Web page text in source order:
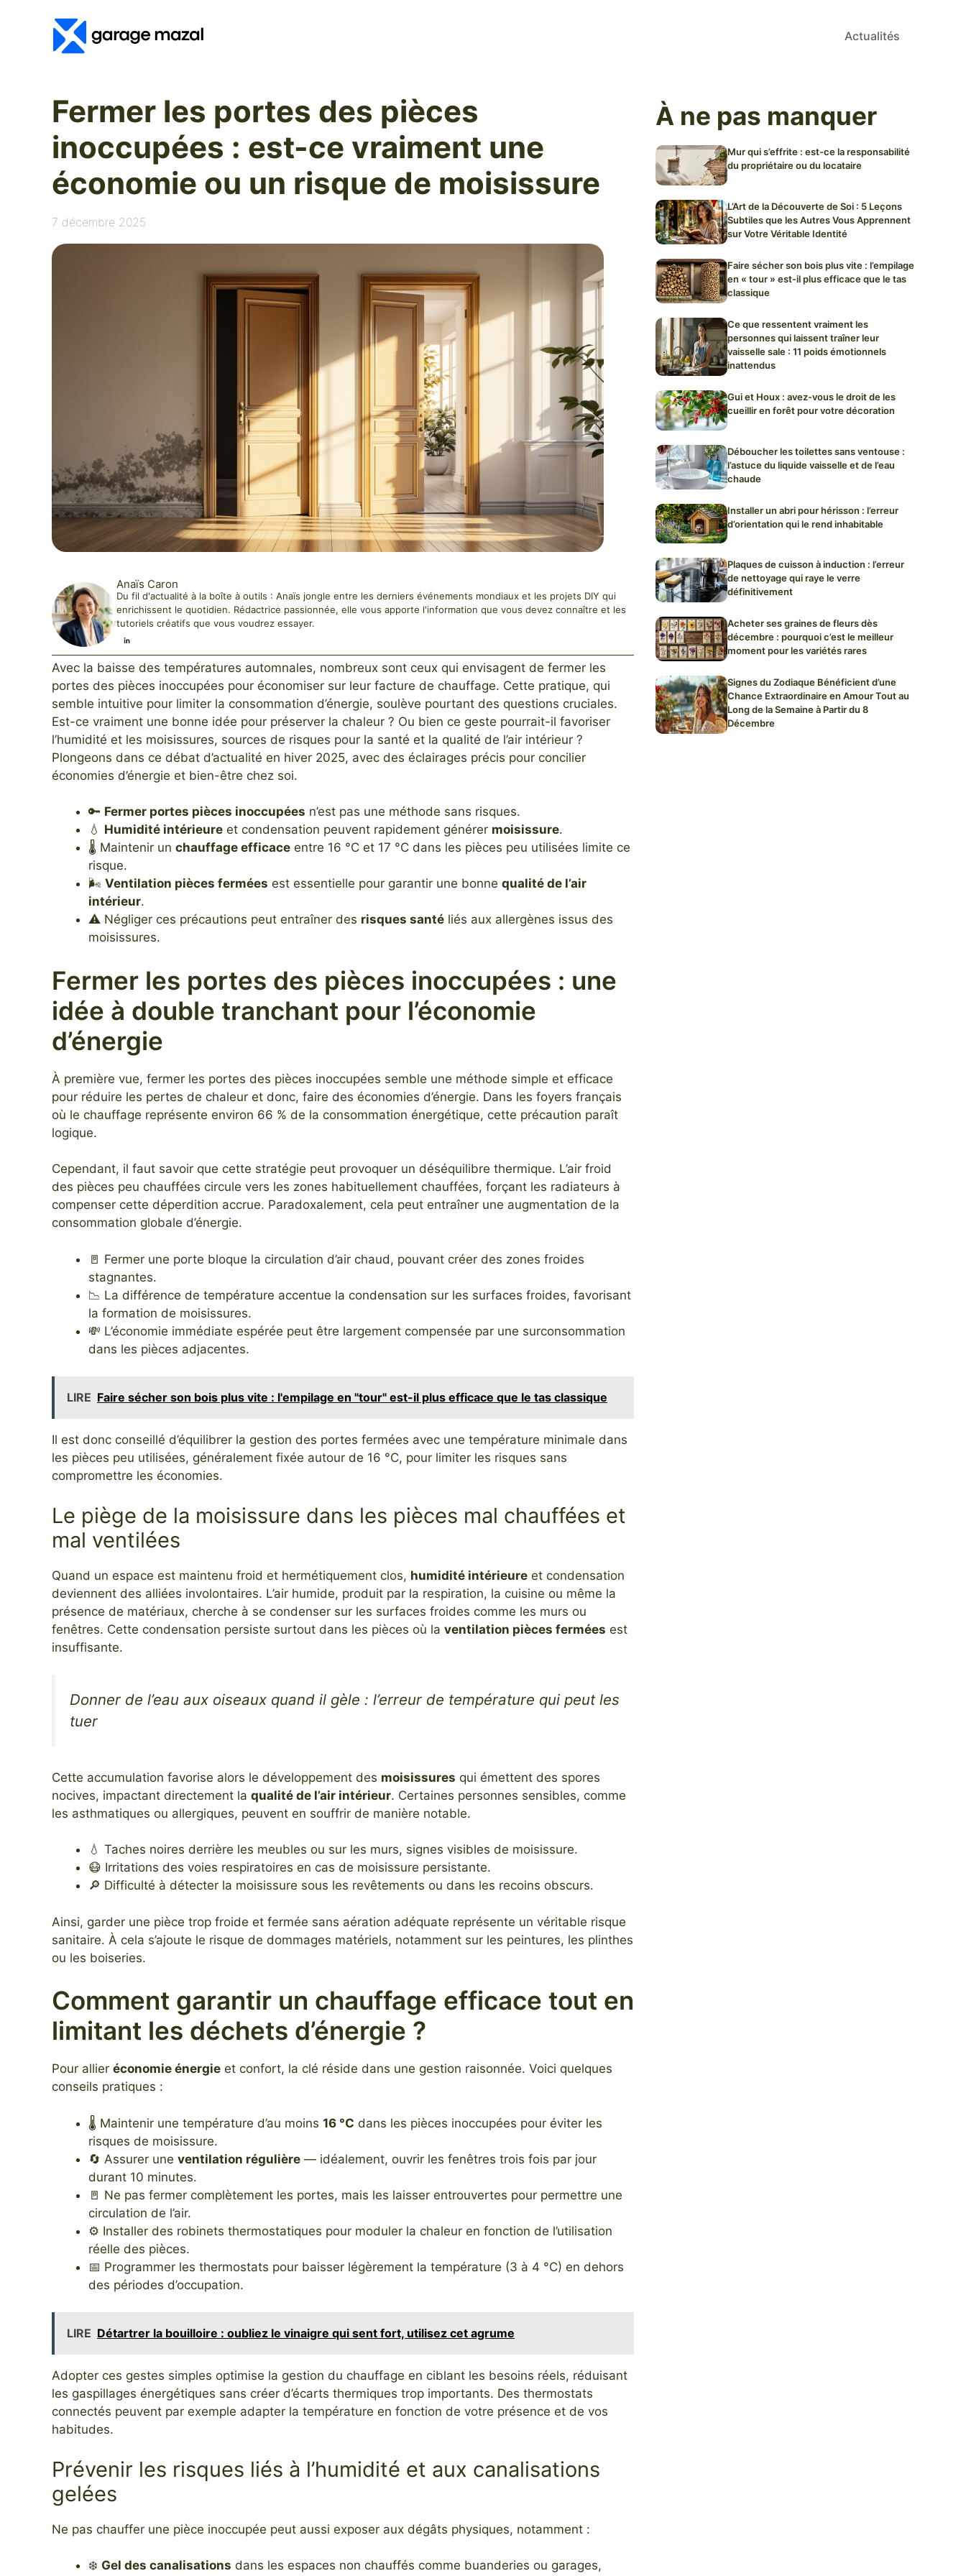
Actualités
Fermer les portes des pièces
inoccupées : est-ce vraiment une
économie ou un risque de moisissure
7 décembre 2025
Anaïs Caron
Du fil d'actualité à la boîte à outils : Anaïs jongle entre les derniers événements mondiaux et les projets DIY qui
enrichissent le quotidien. Rédactrice passionnée, elle vous apporte l'information que vous devez connaître et les
tutoriels créatifs que vous voudrez essayer.
Avec la baisse des températures automnales, nombreux sont ceux qui envisagent de fermer les
portes des pièces inoccupées pour économiser sur leur facture de chauffage. Cette pratique, qui
semble intuitive pour limiter la consommation d’énergie, soulève pourtant des questions cruciales.
Est-ce vraiment une bonne idée pour préserver la chaleur ? Ou bien ce geste pourrait-il favoriser
l’humidité et les moisissures, sources de risques pour la santé et la qualité de l’air intérieur ?
Plongeons dans ce débat d’actualité en hiver 2025, avec des éclairages précis pour concilier
économies d’énergie et bien-être chez soi.
🔑 Fermer portes pièces inoccupées n’est pas une méthode sans risques.
💧 Humidité intérieure et condensation peuvent rapidement générer moisissure.
🌡️ Maintenir un chauffage efficace entre 16 °C et 17 °C dans les pièces peu utilisées limite ce
risque.
🌬️ Ventilation pièces fermées est essentielle pour garantir une bonne qualité de l’air
intérieur.
⚠️ Négliger ces précautions peut entraîner des risques santé liés aux allergènes issus des
moisissures.
Fermer les portes des pièces inoccupées : une
idée à double tranchant pour l’économie
d’énergie
À première vue, fermer les portes des pièces inoccupées semble une méthode simple et efficace
pour réduire les pertes de chaleur et donc, faire des économies d’énergie. Dans les foyers français
où le chauffage représente environ 66 % de la consommation énergétique, cette précaution paraît
logique.
Cependant, il faut savoir que cette stratégie peut provoquer un déséquilibre thermique. L’air froid
des pièces peu chauffées circule vers les zones habituellement chauffées, forçant les radiateurs à
compenser cette déperdition accrue. Paradoxalement, cela peut entraîner une augmentation de la
consommation globale d’énergie.
🚪 Fermer une porte bloque la circulation d’air chaud, pouvant créer des zones froides
stagnantes.
📉 La différence de température accentue la condensation sur les surfaces froides, favorisant
la formation de moisissures.
💸 L’économie immédiate espérée peut être largement compensée par une surconsommation
dans les pièces adjacentes.
LIRE Faire sécher son bois plus vite : l'empilage en "tour" est-il plus efficace que le tas classique
Il est donc conseillé d’équilibrer la gestion des portes fermées avec une température minimale dans
les pièces peu utilisées, généralement fixée autour de 16 °C, pour limiter les risques sans
compromettre les économies.
Le piège de la moisissure dans les pièces mal chauffées et
mal ventilées
Quand un espace est maintenu froid et hermétiquement clos, humidité intérieure et condensation
deviennent des alliées involontaires. L’air humide, produit par la respiration, la cuisine ou même la
présence de matériaux, cherche à se condenser sur les surfaces froides comme les murs ou
fenêtres. Cette condensation persiste surtout dans les pièces où la ventilation pièces fermées est
insuffisante.
Donner de l’eau aux oiseaux quand il gèle : l’erreur de température qui peut les
tuer
Cette accumulation favorise alors le développement des moisissures qui émettent des spores
nocives, impactant directement la qualité de l’air intérieur. Certaines personnes sensibles, comme
les asthmatiques ou allergiques, peuvent en souffrir de manière notable.
💧 Taches noires derrière les meubles ou sur les murs, signes visibles de moisissure.
😷 Irritations des voies respiratoires en cas de moisissure persistante.
🔎 Difficulté à détecter la moisissure sous les revêtements ou dans les recoins obscurs.
Ainsi, garder une pièce trop froide et fermée sans aération adéquate représente un véritable risque
sanitaire. À cela s’ajoute le risque de dommages matériels, notamment sur les peintures, les plinthes
ou les boiseries.
Comment garantir un chauffage efficace tout en
limitant les déchets d’énergie ?
Pour allier économie énergie et confort, la clé réside dans une gestion raisonnée. Voici quelques
conseils pratiques :
🌡️ Maintenir une température d’au moins 16 °C dans les pièces inoccupées pour éviter les
risques de moisissure.
🔄 Assurer une ventilation régulière — idéalement, ouvrir les fenêtres trois fois par jour
durant 10 minutes.
🚪 Ne pas fermer complètement les portes, mais les laisser entrouvertes pour permettre une
circulation de l’air.
⚙️ Installer des robinets thermostatiques pour moduler la chaleur en fonction de l’utilisation
réelle des pièces.
📅 Programmer les thermostats pour baisser légèrement la température (3 à 4 °C) en dehors
des périodes d’occupation.
LIRE Détartrer la bouilloire : oubliez le vinaigre qui sent fort, utilisez cet agrume
Adopter ces gestes simples optimise la gestion du chauffage en ciblant les besoins réels, réduisant
les gaspillages énergétiques sans créer d’écarts thermiques trop importants. Des thermostats
connectés peuvent par exemple adapter la température en fonction de votre présence et de vos
habitudes.
Prévenir les risques liés à l’humidité et aux canalisations
gelées
Ne pas chauffer une pièce inoccupée peut aussi exposer aux dégâts physiques, notamment :
❄️ Gel des canalisations dans les espaces non chauffés comme buanderies ou garages,
À ne pas manquer
Mur qui s’effrite : est-ce la responsabilité
du propriétaire ou du locataire
L’Art de la Découverte de Soi : 5 Leçons
Subtiles que les Autres Vous Apprennent
sur Votre Véritable Identité
Faire sécher son bois plus vite : l’empilage
en « tour » est-il plus efficace que le tas
classique
Ce que ressentent vraiment les
personnes qui laissent traîner leur
vaisselle sale : 11 poids émotionnels
inattendus
Gui et Houx : avez-vous le droit de les
cueillir en forêt pour votre décoration
Déboucher les toilettes sans ventouse :
l’astuce du liquide vaisselle et de l’eau
chaude
Installer un abri pour hérisson : l’erreur
d’orientation qui le rend inhabitable
Plaques de cuisson à induction : l’erreur
de nettoyage qui raye le verre
définitivement
Acheter ses graines de fleurs dès
décembre : pourquoi c’est le meilleur
moment pour les variétés rares
Signes du Zodiaque Bénéficient d’une
Chance Extraordinaire en Amour Tout au
Long de la Semaine à Partir du 8
Décembre